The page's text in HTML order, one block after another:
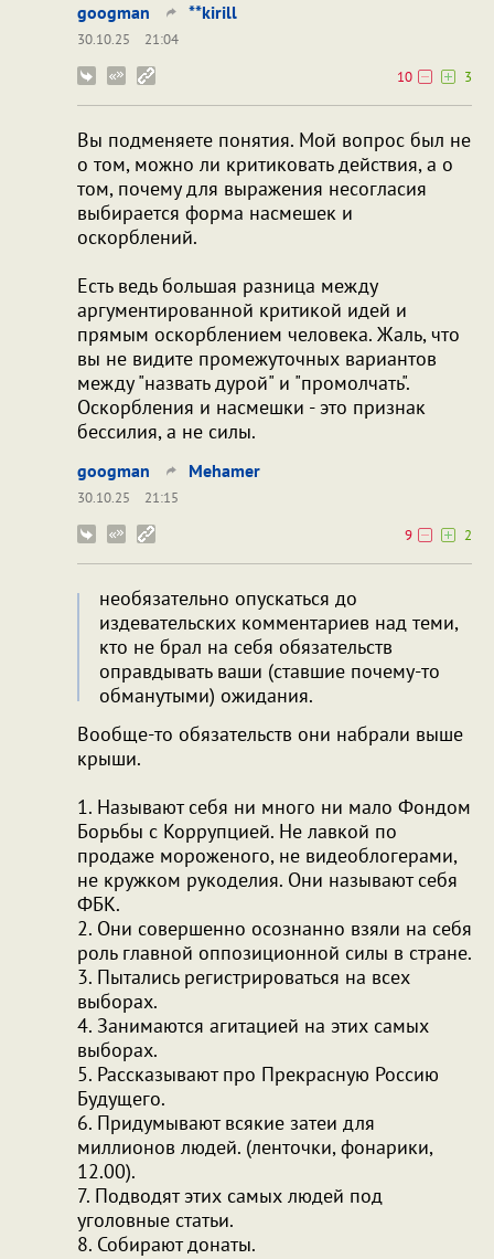
googman **kirill
30.10.25
21:04
10
3
Вы подменяете понятия. Мой вопрос был не
о том, можно ли критиковать действия, а о
том, почему для выражения несогласия
выбирается форма насмешек и
оскорблений.
Есть ведь большая разница между
аргументированной критикой идей и
прямым оскорблением человека. Жаль, что
вы не видите промежуточных вариантов
между "назвать дурой" и "промолчать".
Оскорбления и насмешки - это признак
бессилия, а не силы.
googman Mehamer
30.10.25
21:15
9
2
необязательно опускаться до
издевательских комментариев над теми,
кто не брал на себя обязательств
оправдывать ваши (ставшие почему-то
обманутыми) ожидания.
Вообще-то обязательств они набрали выше
крыши.
1. Называют себя ни много ни мало Фондом
Борьбы с Коррупцией. Не лавкой по
продаже мороженого, не видеоблогерами,
не кружком рукоделия. Они называют себя
ФБК.
2. Они совершенно осознанно взяли на себя
роль главной оппозиционной силы в стране.
3. Пытались регистрироваться на всех
выборах.
4. Занимаются агитацией на этих самых
выборах.
5. Рассказывают про Прекрасную Россию
Будущего.
6. Придумывают всякие затеи для
миллионов людей. (ленточки, фонарики,
12.00).
7. Подводят этих самых людей под
уголовные статьи.
8. Собирают донаты.